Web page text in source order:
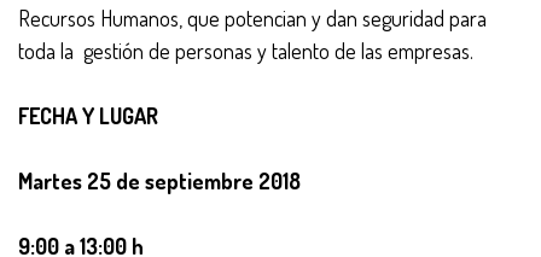
Recursos Humanos, que potencian y dan seguridad para
toda la gestión de personas y talento de las empresas.
FECHA Y LUGAR
Martes 25 de septiembre 2018
9:00 a 13:00 h